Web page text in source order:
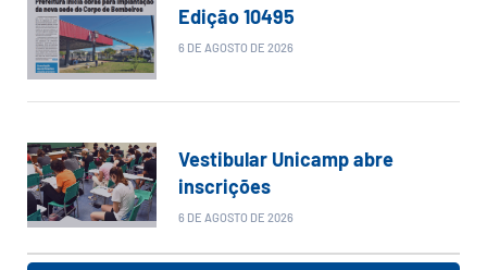
Edição 10495
6 DE AGOSTO DE 2026
Vestibular Unicamp abre
inscrições
6 DE AGOSTO DE 2026